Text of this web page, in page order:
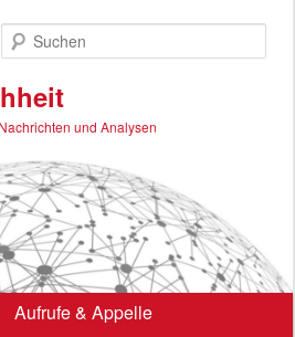
und Analysen
Aufrufe & Appelle